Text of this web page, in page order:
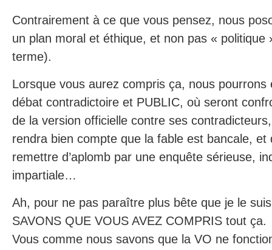
Contrairement à ce que vous pensez, nous
un plan moral et éthique, et non pas « politique
terme).
Lorsque vous aurez compris ça, nous pourrons
débat contradictoire et PUBLIC, où seront
de la version officielle contre ses
rendra bien compte que la fable est bancale, et
remettre d’aplomb par une enquête sérieuse,
impartiale…
Ah, pour ne pas paraître plus bête que je le
SAVONS QUE VOUS AVEZ COMPRIS tout ça.
Vous comme nous savons que la VO ne